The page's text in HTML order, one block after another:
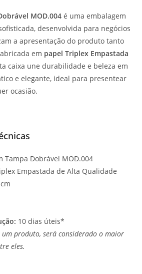
MOD.004 é uma embalagem
desenvolvida para negócios
a apresentação do produto tanto
em papel Triplex Empastada
caixa une durabilidade e beleza em
e elegante, ideal para presentear
ocasião.
Tampa Dobrável MOD.004
Empastada de Alta Qualidade
10 dias úteis*
um produto, será considerado o maior
eles.